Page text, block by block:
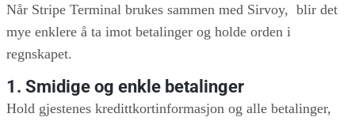
Når Stripe Terminal brukes sammen med Sirvoy, blir det
mye enklere å ta imot betalinger og holde orden i
regnskapet.
1. Smidige og enkle betalinger
Hold gjestenes kredittkortinformasjon og alle betalinger,